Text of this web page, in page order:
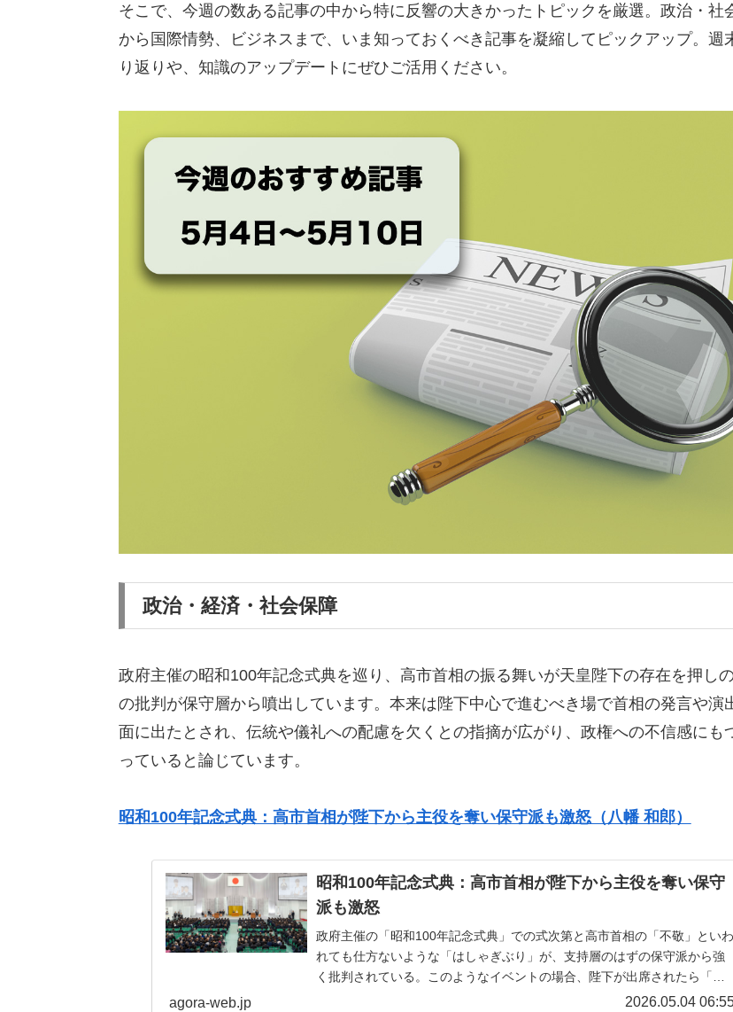
そこで、今週の数ある記事の中から特に反響の大きかったトピックを厳選。政治・社
から国際情勢、ビジネスまで、いま知っておくべき記事を凝縮してピックアップ。週
り返りや、知識のアップデートにぜひご活用ください。
政治・経済・社会保障
政府主催の昭和100年記念式典を巡り、高市首相の振る舞いが天皇陛下の存在を押し
の批判が保守層から噴出しています。本来は陛下中心で進むべき場で首相の発言や演
面に出たとされ、伝統や儀礼への配慮を欠くとの指摘が広がり、政権への不信感にも
っていると論じています。
昭和100年記念式典：高市首相が陛下から主役を奪い保守派も激怒（八幡 和郎）
昭和100年記念式典：高市首相が陛下から主役を奪い保守
派も激怒
政府主催の「昭和100年記念式典」での式次第と高市首相の「不敬」といわ
れても仕方ないような「はしゃぎぶり」が、支持層のはずの保守派から強
く批判されている。このようなイベントの場合、陛下が出席されたら「お
agora-web.jp 2026.05.04